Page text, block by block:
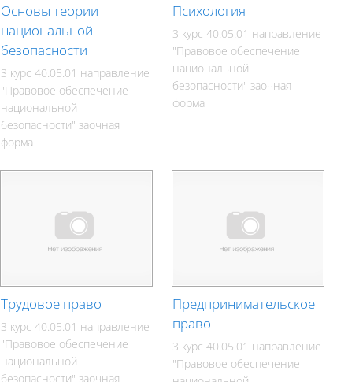
Основы теории
национальной
безопасности
3 курс 40.05.01 направление
"Правовое обеспечение
национальной
безопасности" заочная
форма
Психология
3 курс 40.05.01 направление
"Правовое обеспечение
национальной
безопасности" заочная
форма
Трудовое право
3 курс 40.05.01 направление
"Правовое обеспечение
национальной
безопасности" заочная
Предпринимательское
право
3 курс 40.05.01 направление
"Правовое обеспечение